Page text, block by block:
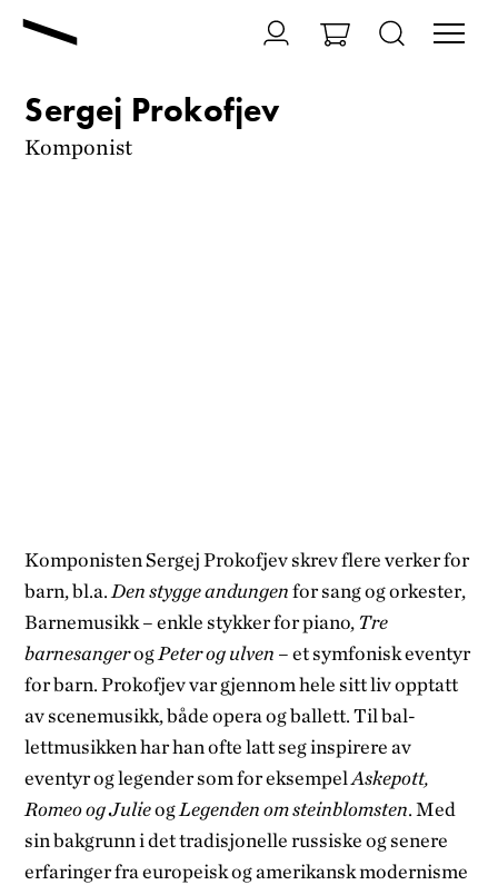
Sergej Prokofjev
Komponist
Komponisten Sergej Prokofjev skrev flere verker for
barn, bl.a. Den stygge andungen­for sang og orkester,
Barnemusikk – enkle stykker for piano, Tre
barnesangerogPeter og ulven – et symfonisk eventyr
for barn. Prokofjev var gjennom hele sitt liv opptatt
av scenemusikk, både opera og ballett. Til bal­
lettmusikken har han ofte latt seg inspirere av
eventyr og legender som for eksempelAskepott,
Romeo og JulieogLegenden om steinblomsten. Med
sin bakgrunn i det tra­disjonelle russiske og senere
erfaringer fra europeisk og amerikansk modernisme